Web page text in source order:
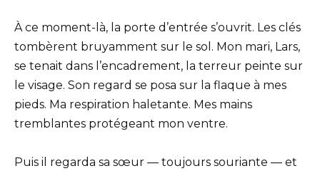
À ce moment-là, la porte d’entrée s’ouvrit. Les clés
tombèrent bruyamment sur le sol. Mon mari, Lars,
se tenait dans l’encadrement, la terreur peinte sur
le visage. Son regard se posa sur la flaque à mes
pieds. Ma respiration haletante. Mes mains
tremblantes protégeant mon ventre.
Puis il regarda sa sœur — toujours souriante — et